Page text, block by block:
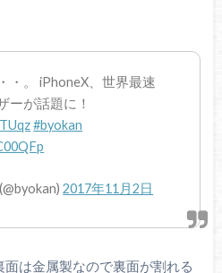
・。 iPhoneX、世界最速
ーが話題に！
#byokan
2017年11月2日
は金属製なので裏面が割れる